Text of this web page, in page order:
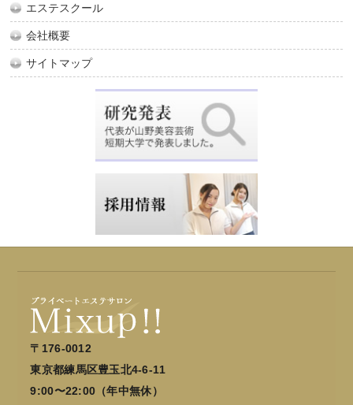
エステスクール
会社概要
サイトマップ
〒176-0012
東京都練馬区豊玉北4-6-11
9:00〜22:00（年中無休）